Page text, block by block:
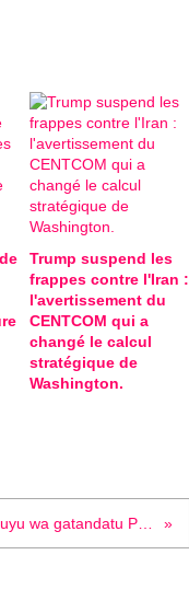
Trump suspend les
frappes contre l'Iran :
l'avertissement du
CENTCOM qui a
changé le calcul
stratégique de
Washington.
Rwanda :Ese koko kuri uyu wa gatandatu Paul Kagame yiyemeje kurekura Paul Rusesabagina na Sankara?